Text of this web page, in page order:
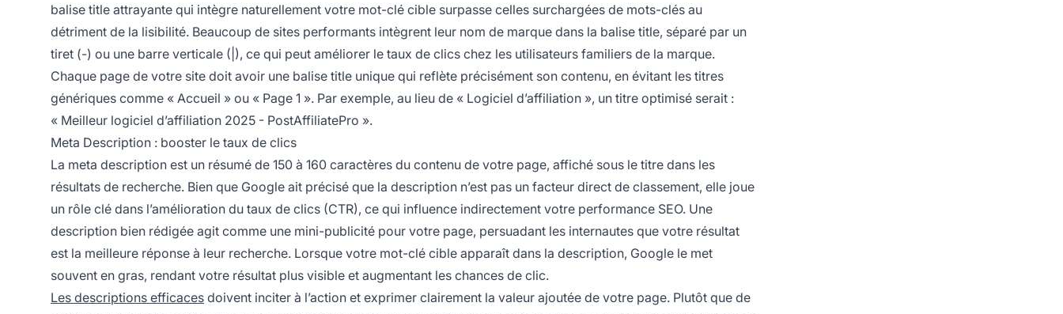
balise title attrayante qui intègre naturellement votre mot-clé cible surpasse celles surchargées de mots-clés au
détriment de la lisibilité. Beaucoup de sites performants intègrent leur nom de marque dans la balise title, séparé par un
tiret (-) ou une barre verticale (|), ce qui peut améliorer le taux de clics chez les utilisateurs familiers de la marque.
Chaque page de votre site doit avoir une balise title unique qui reflète précisément son contenu, en évitant les titres
génériques comme « Accueil » ou « Page 1 ». Par exemple, au lieu de « Logiciel d’affiliation », un titre optimisé serait :
« Meilleur logiciel d’affiliation 2025 - PostAffiliatePro ».
Meta Description : booster le taux de clics
La meta description est un résumé de 150 à 160 caractères du contenu de votre page, affiché sous le titre dans les
résultats de recherche. Bien que Google ait précisé que la description n’est pas un facteur direct de classement, elle joue
un rôle clé dans l’amélioration du taux de clics (CTR), ce qui influence indirectement votre performance SEO. Une
description bien rédigée agit comme une mini-publicité pour votre page, persuadant les internautes que votre résultat
est la meilleure réponse à leur recherche. Lorsque votre mot-clé cible apparaît dans la description, Google le met
souvent en gras, rendant votre résultat plus visible et augmentant les chances de clic.
Les descriptions efficaces doivent inciter à l’action et exprimer clairement la valeur ajoutée de votre page. Plutôt que de